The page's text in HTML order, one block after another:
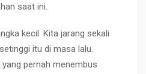
saat ini.
kecil. Kita jarang sekali
itu di masa lalu.
pernah menembus